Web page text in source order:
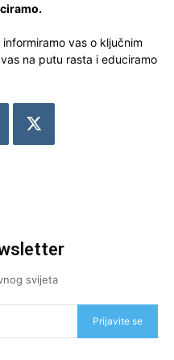
vas o ključnim
na putu rasta i educiramo
svijeta
Prijavite se